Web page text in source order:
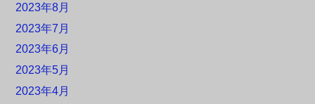
2023年8月
2023年7月
2023年6月
2023年5月
2023年4月